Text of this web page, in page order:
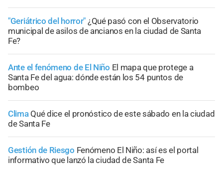
"Geriátrico del horror" ¿Qué pasó con el Observatorio
municipal de asilos de ancianos en la ciudad de Santa
Fe?
Ante el fenómeno de El Niño El mapa que protege a
Santa Fe del agua: dónde están los 54 puntos de
bombeo
Clima Qué dice el pronóstico de este sábado en la ciudad
de Santa Fe
Gestión de Riesgo Fenómeno El Niño: así es el portal
informativo que lanzó la ciudad de Santa Fe